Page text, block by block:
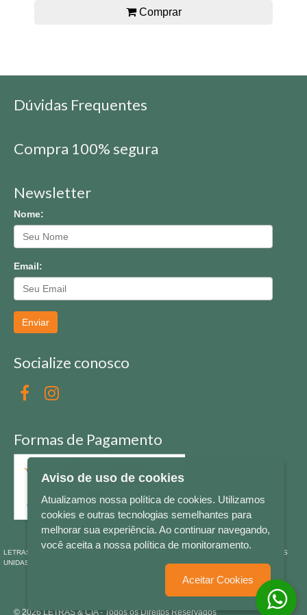
Comprar
Dúvidas Frequentes
Compra 100% segura
Newsletter
Nome:
Email:
Enviar
Socialize conosco
Formas de Pagamento
LETRAS & CIA - CNPJ n° 88.587.548/0001-20 - Térreo Bourbon Shopping - AV. NAÇÕES
UNIDAS , 2001 - Lojas 1064/1065 - RIO BRANCO - - NOVO HAMBURGO - RS
© 2026 LETRAS & CIA - Todos os Direitos Reservados
Aviso de uso de cookies
Atualizamos nossa política de cookies. Utilizamos
cookies e outras tecnologias semelhantes para
melhorar sua experiência. Ao continuar navegando,
você aceita a nossa política de monitoramento.
Aceitar Cookies